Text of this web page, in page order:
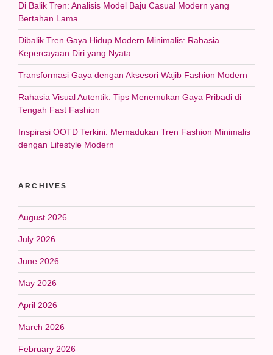
Di Balik Tren: Analisis Model Baju Casual Modern yang
Bertahan Lama
Dibalik Tren Gaya Hidup Modern Minimalis: Rahasia
Kepercayaan Diri yang Nyata
Transformasi Gaya dengan Aksesori Wajib Fashion Modern
Rahasia Visual Autentik: Tips Menemukan Gaya Pribadi di
Tengah Fast Fashion
Inspirasi OOTD Terkini: Memadukan Tren Fashion Minimalis
dengan Lifestyle Modern
ARCHIVES
August 2026
July 2026
June 2026
May 2026
April 2026
March 2026
February 2026